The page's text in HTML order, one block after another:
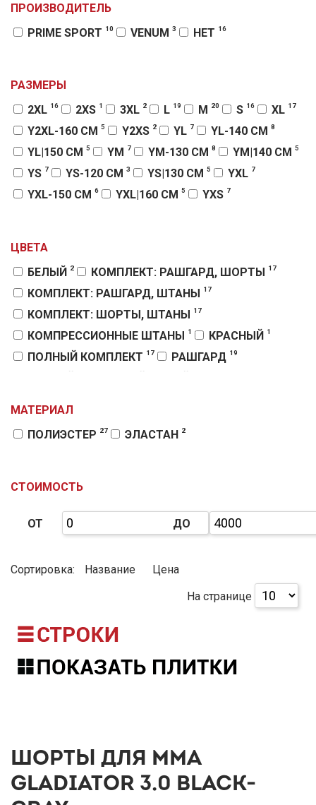
ПРОИЗВОДИТЕЛЬ
PRIME SPORT 10 VENUM 3 НЕТ 16
РАЗМЕРЫ
2XL 16 2XS 1 3XL 2 L 19 M 20 S 16 XL 17
Y2XL-160 СМ 5 Y2XS 2 YL 7 YL-140 СМ 8
YL|150 СМ 5 YM 7 YM-130 СМ 8 YM|140 СМ 5
YS 7 YS-120 СМ 3 YS|130 СМ 5 YXL 7
YXL-150 СМ 6 YXL|160 СМ 5 YXS 7
ЦВЕТА
БЕЛЫЙ 2 КОМПЛЕКТ: РАШГАРД, ШОРТЫ 17
КОМПЛЕКТ: РАШГАРД, ШТАНЫ 17
КОМПЛЕКТ: ШОРТЫ, ШТАНЫ 17
КОМПРЕССИОННЫЕ ШТАНЫ 1 КРАСНЫЙ 1
ПОЛНЫЙ КОМПЛЕКТ 17 РАШГАРД 19
МАТЕРИАЛ
ПОЛИЭСТЕР 27 ЭЛАСТАН 2
СТОИМОСТЬ
ОТ ДО
Сортировка: Название
Цена
На странице
ШОРТЫ ДЛЯ MMA
GLADIATOR 3.0 BLACK-